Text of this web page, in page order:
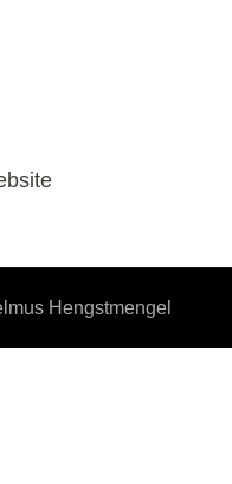
Hengstmengel